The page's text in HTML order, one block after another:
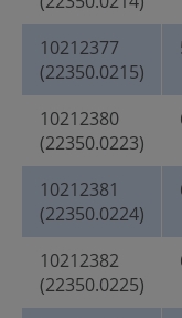
10212377
(22350.0215)
10212380
(22350.0223)
10212381
(22350.0224)
10212382
(22350.0225)